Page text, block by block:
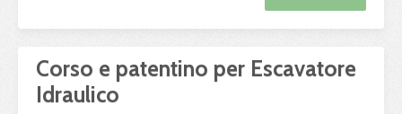
Corso e patentino per Escavatore
Idraulico